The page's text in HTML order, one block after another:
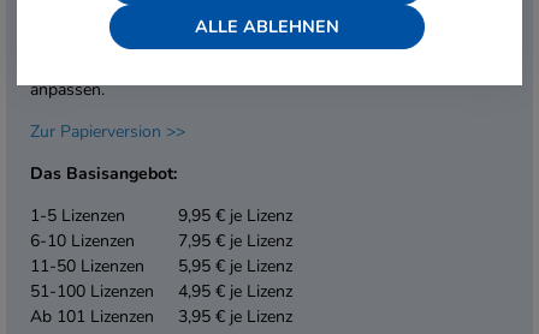
ALLE ABLEHNEN
Teilnehmer und Testergebnisse und erhalten automatisierte
Auswertungen. Mit der Corporate-Design-Funktion können Sie
anpassen.
Zur Papierversion >>
Das Basisangebot:
1-5 Lizenzen
9,95 € je Lizenz
6-10 Lizenzen
7,95 € je Lizenz
11-50 Lizenzen
5,95 € je Lizenz
51-100 Lizenzen
4,95 € je Lizenz
Ab 101 Lizenzen
3,95 € je Lizenz